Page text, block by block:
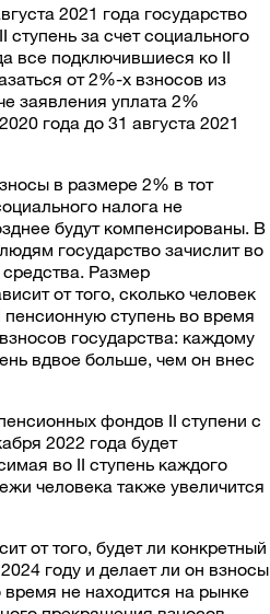
2021 года государство
за счет социального
все подключившиеся ко II
от 2%-х взносов из
заявления уплата 2%
года до 31 августа 2021
в размере 2% в тот
налога не
будут компенсированы. В
государство зачислит во
Размер
от того, сколько человек
ступень во время
государства: каждому
вдвое больше, чем он внес
фондов II ступени с
2022 года будет
во II ступень каждого
человека также увеличится
от того, будет ли конкретный
году и делает ли он взносы
время не находится на рынке